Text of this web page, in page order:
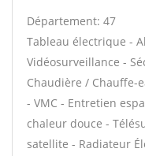
Département: 47
Tableau électrique -
Vidéosurveillance -
Chaudière / Chauffe-
- VMC - Entretien
chaleur douce -
satellite - Radiateur